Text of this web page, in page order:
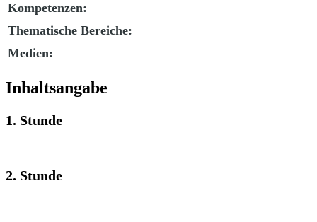
Kompetenzen:
Thematische Bereiche:
Medien:
Inhaltsangabe
1. Stunde
2. Stunde